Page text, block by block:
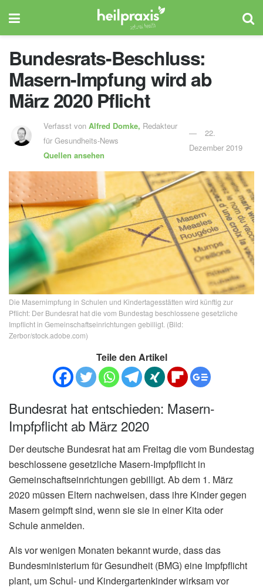
Bundesrats-Beschluss:
Masern-Impfung wird ab
März 2020 Pflicht
Verfasst von Alfred Domke, Redakteur
für Gesundheits-News
Quellen ansehen
22.
Dezember 2019
Die Masernimpfung in Schulen und Kindertagesstätten wird künftig zur
Pflicht: Der Bundesrat hat die vom Bundestag beschlossene gesetzliche
Impflicht in Gemeinschaftseinrichtungen gebilligt. (Bild:
Zerbor/stock.adobe.com)
Teile den Artikel
Bundesrat hat entschieden: Masern-
Impfpflicht ab März 2020
Der deutsche Bundesrat hat am Freitag die vom Bundestag
beschlossene gesetzliche Masern-Impfpflicht in
Gemeinschaftseinrichtungen gebilligt. Ab dem 1. März
2020 müssen Eltern nachweisen, dass ihre Kinder gegen
Masern geimpft sind, wenn sie sie in einer Kita oder
Schule anmelden.
Als vor wenigen Monaten bekannt wurde, dass das
Bundesministerium für Gesundheit (BMG) eine Impfpflicht
plant, um Schul- und Kindergartenkinder wirksam vor